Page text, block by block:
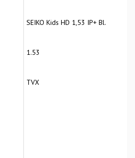
SEIKO Kids HD 1,53 IP+ Bl.
1.53
TVX